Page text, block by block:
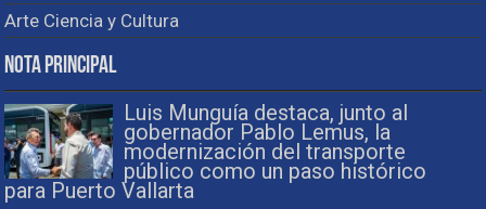
Arte Ciencia y Cultura
Nota Principal
Luis Munguía destaca, junto al
gobernador Pablo Lemus, la
modernización del transporte
público como un paso histórico
para Puerto Vallarta